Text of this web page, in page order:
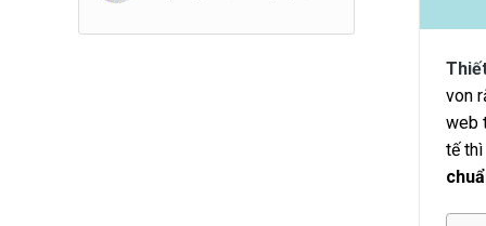
von
web
tế